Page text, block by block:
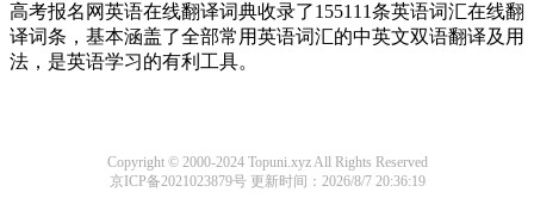
高考报名网英语在线翻译词典收录了155111条英语词汇在线翻
译词条，基本涵盖了全部常用英语词汇的中英文双语翻译及用
法，是英语学习的有利工具。
Copyright © 2000-2024 Topuni.xyz All Rights Reserved
京ICP备2021023879号更新时间：2026/8/7 20:36:19